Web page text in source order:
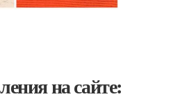
на сайте: